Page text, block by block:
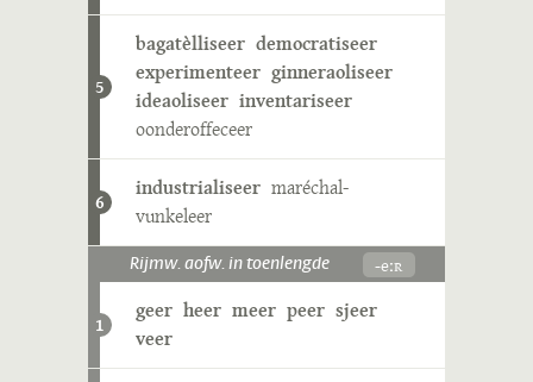
5
bagatèlliseer democratiseer
experimenteer ginneraoliseer
ideaoliseer inventariseer
oonderoffeceer
6
industrialiseer maréchal-
vunkeleer
Rijmw. aofw. in toenlengde -eːʀ
1
geer heer meer peer sjeer
veer